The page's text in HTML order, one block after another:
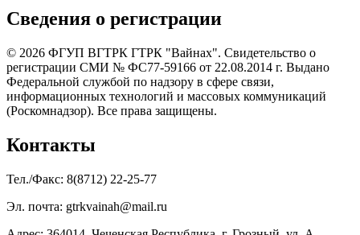
Сведения о регистрации
© 2026 ФГУП ВГТРК ГТРК "Вайнах". Свидетельство о
регистрации СМИ № ФС77-59166 от 22.08.2014 г. Выдано
Федеральной службой по надзору в сфере связи,
информационных технологий и массовых коммуникаций
(Роскомнадзор). Все права защищены.
Контакты
Тел./Факс: 8(8712) 22-25-77
Эл. почта: gtrkvainah@mail.ru